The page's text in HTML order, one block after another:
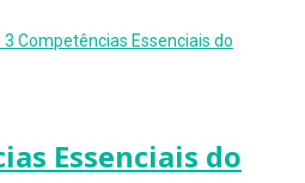
Essenciais do